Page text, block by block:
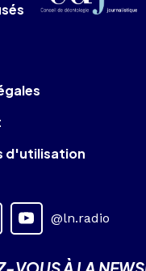
d'utilisation
@ln.radio